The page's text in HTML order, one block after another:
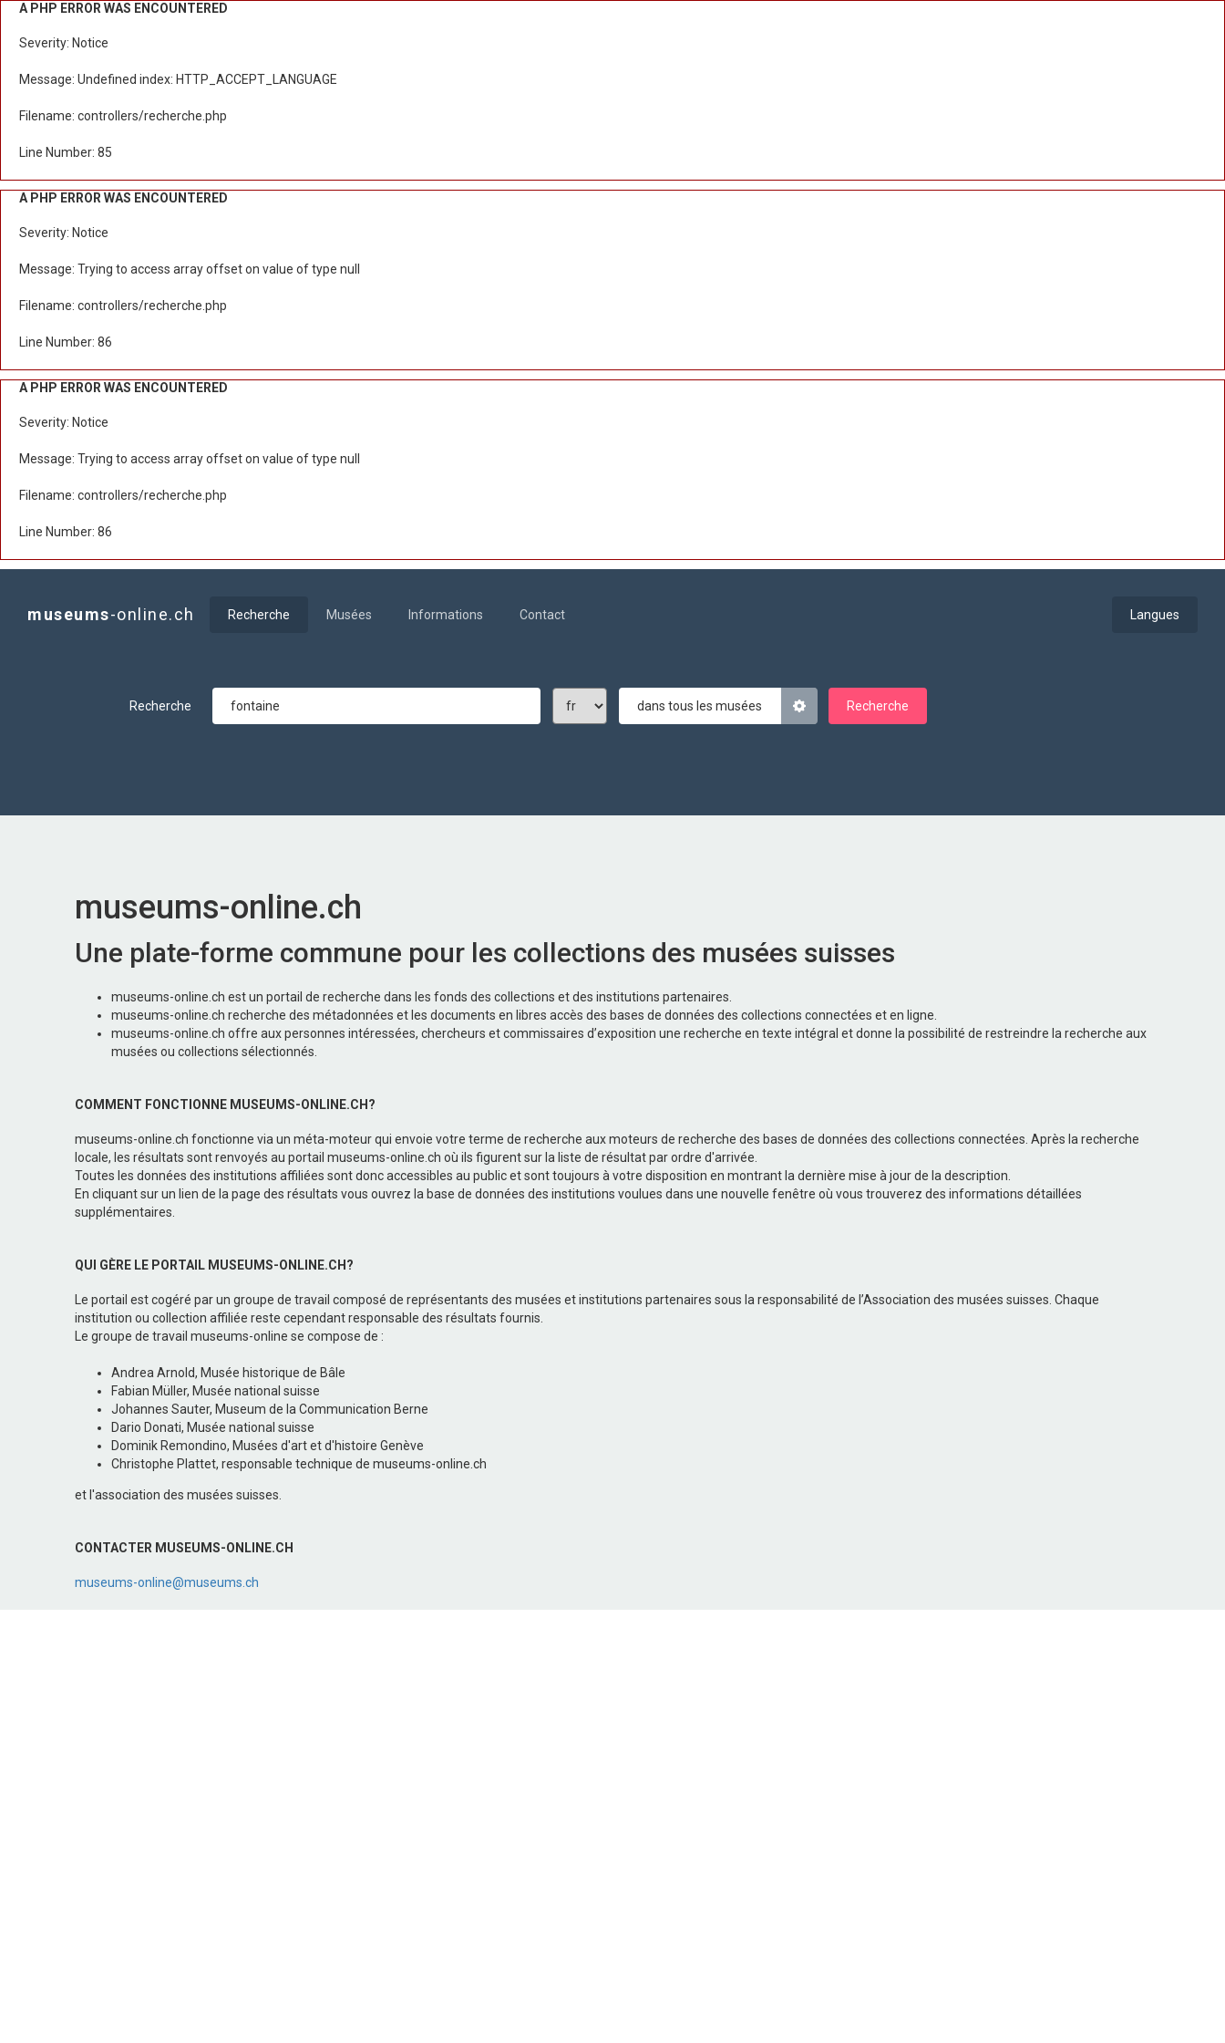
A PHP ERROR WAS ENCOUNTERED
Severity: Notice
Message: Undefined index: HTTP_ACCEPT_LANGUAGE
Filename: controllers/recherche.php
Line Number: 85
A PHP ERROR WAS ENCOUNTERED
Severity: Notice
Message: Trying to access array offset on value of type null
Filename: controllers/recherche.php
Line Number: 86
A PHP ERROR WAS ENCOUNTERED
Severity: Notice
Message: Trying to access array offset on value of type null
Filename: controllers/recherche.php
Line Number: 86
museums-online.ch Recherche Musées Informations Contact Langues
Recherche dans tous les musées Recherche
museums-online.ch
Une plate-forme commune pour les collections des musées suisses
museums-online.ch est un portail de recherche dans les fonds des collections et des institutions partenaires.
museums-online.ch recherche des métadonnées et les documents en libres accès des bases de données des collections connectées et en ligne.
museums-online.ch offre aux personnes intéressées, chercheurs et commissaires d’exposition une recherche en texte intégral et donne la possibilité de restreindre la recherche aux
musées ou collections sélectionnés.
COMMENT FONCTIONNE MUSEUMS-ONLINE.CH?
museums-online.ch fonctionne via un méta-moteur qui envoie votre terme de recherche aux moteurs de recherche des bases de données des collections connectées. Après la recherche
locale, les résultats sont renvoyés au portail museums-online.ch où ils figurent sur la liste de résultat par ordre d'arrivée.
Toutes les données des institutions affiliées sont donc accessibles au public et sont toujours à votre disposition en montrant la dernière mise à jour de la description.
En cliquant sur un lien de la page des résultats vous ouvrez la base de données des institutions voulues dans une nouvelle fenêtre où vous trouverez des informations détaillées
supplémentaires.
QUI GÈRE LE PORTAIL MUSEUMS-ONLINE.CH?
Le portail est cogéré par un groupe de travail composé de représentants des musées et institutions partenaires sous la responsabilité de l’Association des musées suisses. Chaque
institution ou collection affiliée reste cependant responsable des résultats fournis.
Le groupe de travail museums-online se compose de :
Andrea Arnold, Musée historique de Bâle
Fabian Müller, Musée national suisse
Johannes Sauter, Museum de la Communication Berne
Dario Donati, Musée national suisse
Dominik Remondino, Musées d'art et d'histoire Genève
Christophe Plattet, responsable technique de museums-online.ch
et l'association des musées suisses.
CONTACTER MUSEUMS-ONLINE.CH
museums-online@museums.ch